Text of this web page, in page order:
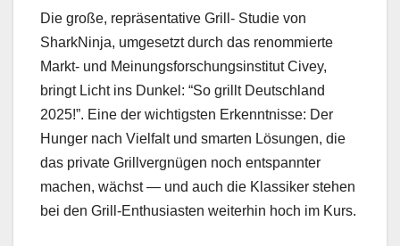
Die große, repräsen­ta­tive Grill- Studie von
SharkN­in­ja, umge­set­zt durch das renom­mierte
Markt- und Mei­n­ungs­forschungsin­sti­tut Civey,
bringt Licht ins Dunkel: “So grillt Deutsch­land
2025!”. Eine der wichtig­sten Erken­nt­nisse: Der
Hunger nach Vielfalt und smarten Lösun­gen, die
das pri­vate Gril­lvergnü­gen noch entspan­nter
machen, wächst — und auch die Klas­sik­er ste­hen
bei den Grill-Enthu­si­as­ten weit­er­hin hoch im Kurs.